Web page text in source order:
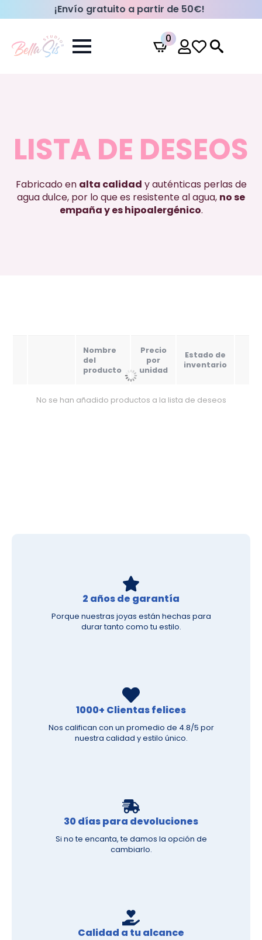
¡Envío gratuito a partir de 50€!
0
LISTA DE DESEOS
Fabricado en alta calidad y auténticas perlas de
agua dulce, por lo que es resistente al agua, no se
empaña y es hipoalergénico.
Nombre
del
producto
Precio
por
unidad
Estado de
inventario
No se han añadido productos a la lista de deseos
2 años de garantía
Porque nuestras joyas están hechas para
durar tanto como tu estilo.
1000+ Clientas felices
Nos califican con un promedio de 4.8/5 por
nuestra calidad y estilo único.
30 días para devoluciones
Si no te encanta, te damos la opción de
cambiarlo.
Calidad a tu alcance